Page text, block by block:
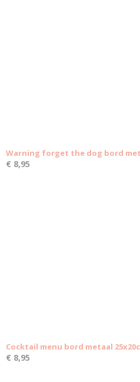
Warning forget the dog bord
€ 8,95
Cocktail menu bord metaal
€ 8,95